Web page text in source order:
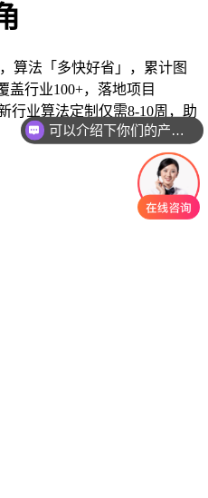
算法「多快好省」，累计图
盖行业100+，落地项目
行业算法定制仅需8-10周，助
可以介绍下你们的产品么